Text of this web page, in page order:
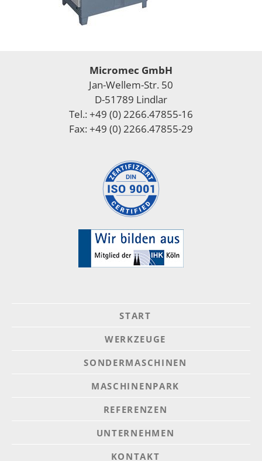
Micromec GmbH
Jan-Wellem-Str. 50
D-51789 Lindlar
Tel.: +49 (0) 2266.47855-16
Fax: +49 (0) 2266.47855-29
START
WERKZEUGE
SONDERMASCHINEN
MASCHINENPARK
REFERENZEN
UNTERNEHMEN
KONTAKT